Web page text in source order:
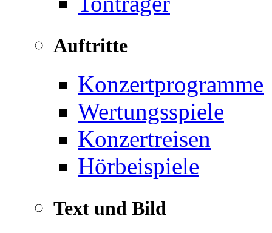
Auftritte
Konzertprogramme
Wertungsspiele
Konzertreisen
Hörbeispiele
Text und Bild